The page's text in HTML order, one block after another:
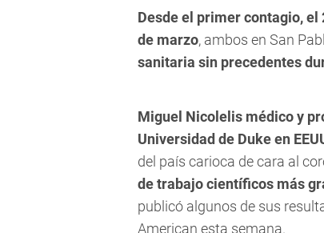
Desde el primer contagio, el
de marzo, ambos en San
sanitaria sin precedentes
Miguel Nicolelis médico y
Universidad de Duke en
del país carioca de cara al
de trabajo científicos más
publicó algunos de sus
American esta semana.